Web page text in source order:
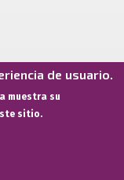
de usuario.
muestra su
sitio.